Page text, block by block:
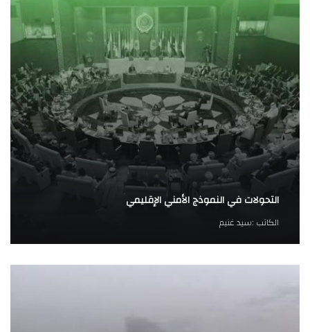
التحولات في النموذج الأمني الإقليمي
الكاتب :سيد غنيم